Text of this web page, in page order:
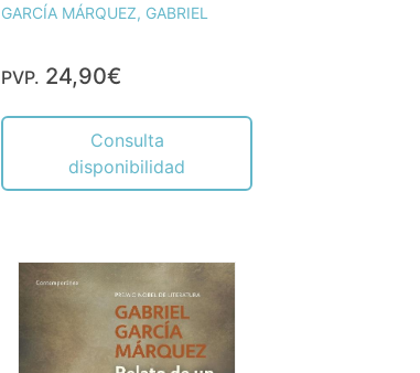
GARCÍA MÁRQUEZ, GABRIEL
PVP. 24,90€
Consulta
disponibilidad